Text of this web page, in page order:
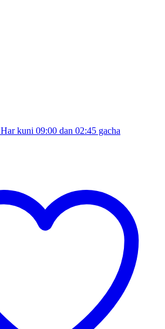
Har kuni 09:00 dan 02:45 gacha